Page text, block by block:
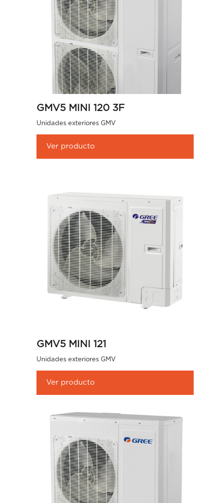
GMV5 MINI 120 3F
Unidades exteriores GMV
Ver producto
GMV5 MINI 121
Unidades exteriores GMV
Ver producto